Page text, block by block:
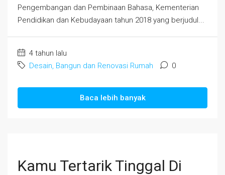
Pengembangan dan Pembinaan Bahasa, Kementerian
Pendidikan dan Kebudayaan tahun 2018 yang berjudul...
4 tahun lalu
Desain, Bangun dan Renovasi Rumah
0
Baca lebih banyak
Kamu Tertarik Tinggal Di